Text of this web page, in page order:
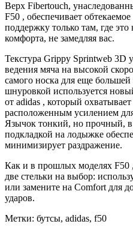
Верх Fibertouch,
F50 , обеспечивает
поддержку только там, где
комфорта, не замедляя вас.
Текстура Grippy Sprintweb 3D
ведения мяча на высокой
самого носка для еще
шнуровкой используется
от adidas , который
расположенным усилением
Язычок тонкий, но прочный,
подкладкой на лодыжке
минимизирует раздражение.
Как и в прошлых моделях F50
две стельки на выбор:
или замените на Comfort для
ударов.
Метки: бутсы, adidas, f50